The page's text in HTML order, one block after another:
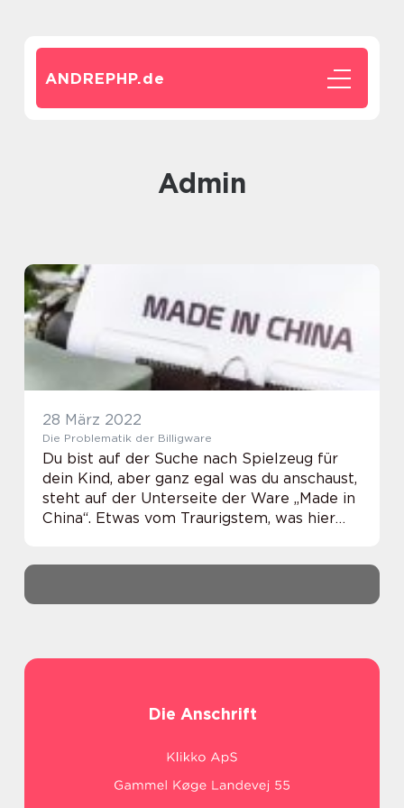
ANDREPHP.de
admin
28 März 2022
Die Problematik der Billigware
Du bist auf der Suche nach Spielzeug für
dein Kind, aber ganz egal was du anschaust,
steht auf der Unterseite der Ware „Made in
China“. Etwas vom Traurigstem, was hier
Die Anschrift